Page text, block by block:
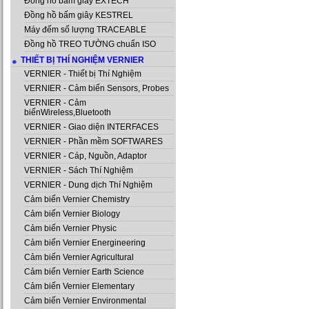
Đồng hồ bấm giây KESTREL
Máy đếm số lượng TRACEABLE
Đồng hồ TREO TƯỜNG chuẩn ISO
THIẾT BỊ THÍ NGHIỆM VERNIER
VERNIER - Thiết bị Thí Nghiệm
VERNIER - Cảm biến Sensors, Probes
VERNIER - Cảm
biếnWireless,Bluetooth
VERNIER - Giao diện INTERFACES
VERNIER - Phần mềm SOFTWARES
VERNIER - Cáp, Nguồn, Adaptor
VERNIER - Sách Thí Nghiệm
VERNIER - Dung dịch Thí Nghiệm
Cảm biến Vernier Chemistry
Cảm biến Vernier Biology
Cảm biến Vernier Physic
Cảm biến Vernier Energineering
Cảm biến Vernier Agricultural
Cảm biến Vernier Earth Science
Cảm biến Vernier Elementary
Cảm biến Vernier Environmental